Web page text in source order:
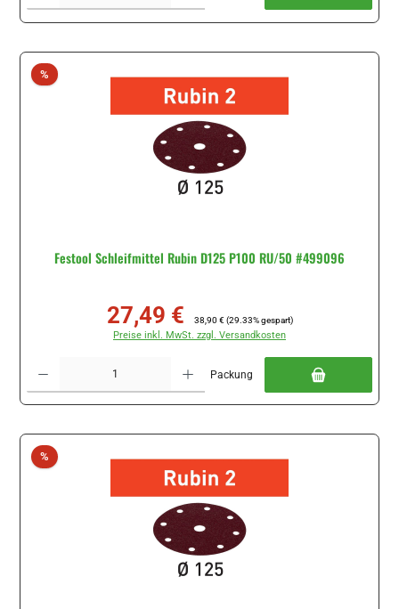
%Rabatt
Festool Schleifmittel Rubin D125 P100 RU/50 #499096
Verkaufspreis:
27,49 € 38,90 € (29.33% gespart)
Preise inkl. MwSt. zzgl. Versandkosten
Packung
%Rabatt